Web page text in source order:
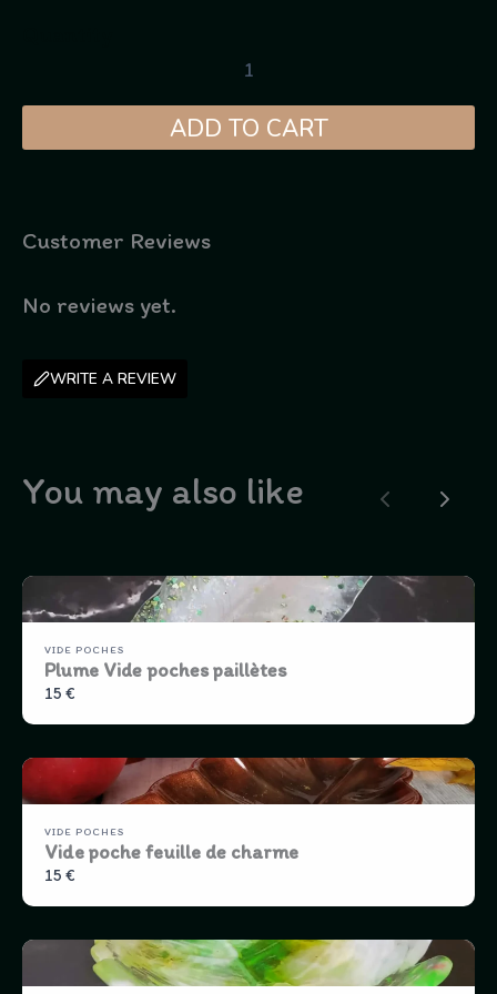
ADD TO CART
Customer Reviews
No reviews yet.
WRITE A REVIEW
You may also like
VIDE POCHES
Plume Vide poches paillètes
15 €
VIDE POCHES
Vide poche feuille de charme
15 €